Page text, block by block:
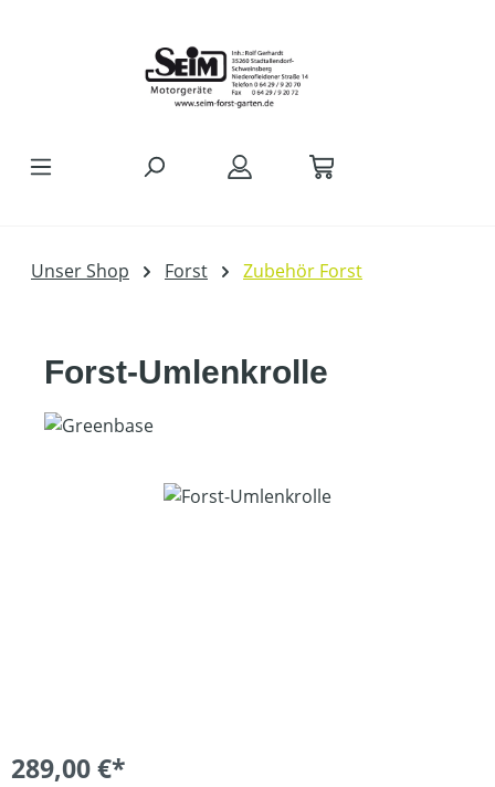
Unser Shop Forst Zubehör Forst
Forst-Umlenkrolle
Bildergalerie überspringen
289,00 €*